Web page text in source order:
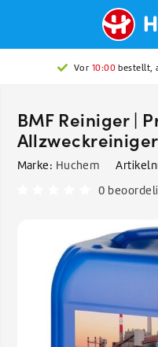
Vor 10:00bestellt,
BMF Reiniger |
Marke: Huchem
0